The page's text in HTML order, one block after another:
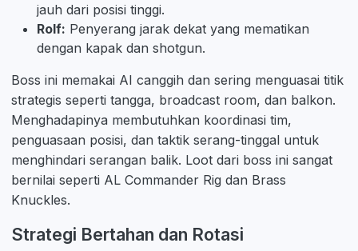
jauh dari posisi tinggi.
Rolf: Penyerang jarak dekat yang mematikan
dengan kapak dan shotgun.
Boss ini memakai AI canggih dan sering menguasai titik
strategis seperti tangga, broadcast room, dan balkon.
Menghadapinya membutuhkan koordinasi tim,
penguasaan posisi, dan taktik serang-tinggal untuk
menghindari serangan balik. Loot dari boss ini sangat
bernilai seperti AL Commander Rig dan Brass
Knuckles.
Strategi Bertahan dan Rotasi